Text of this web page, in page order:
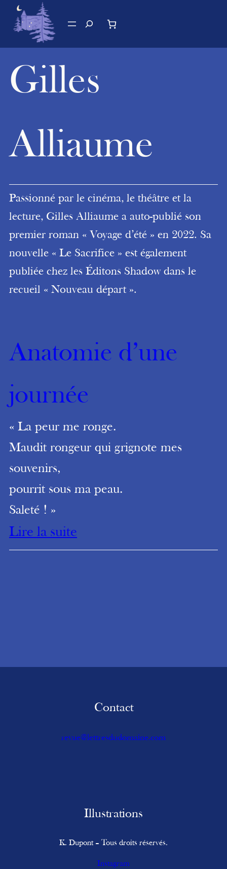
Aller
contenu
Recherche
Gilles
Alliaume
Passionné par le cinéma, le théâtre et la
lecture, Gilles Alliaume a auto-publié son
premier roman « Voyage d’été » en 2022. Sa
nouvelle « Le Sacrifice » est également
publiée chez les Éditons Shadow dans le
recueil « Nouveau départ ».
Anatomie d’une
journée
« La peur me ronge.
Maudit rongeur qui grignote mes
souvenirs,
pourrit sous ma peau.
Saleté ! »
Lire la suite
Contact
revue@lettresdudomaine.com
Illustrations
K. Dupont – Tous droits réservés.
Instagram